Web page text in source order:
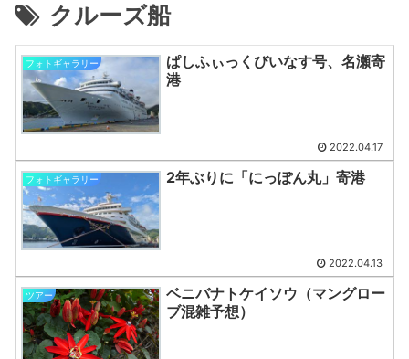
クルーズ船
フォトギャラリー
ぱしふぃっくびいなす号、名瀬寄
港
2022.04.17
フォトギャラリー 2年ぶりに「にっぽん丸」寄港
2022.04.13
ツアー
ベニバナトケイソウ（マングロー
ブ混雑予想）